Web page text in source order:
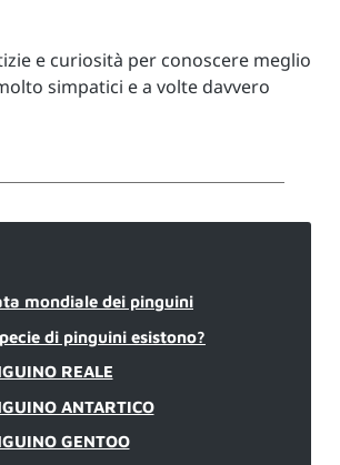
e curiosità per conoscere meglio
simpatici e a volte davvero
mondiale dei pinguini
di pinguini esistono?
REALE
ANTARTICO
GENTOO